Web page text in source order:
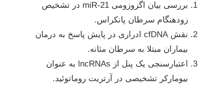
بررسی بیان اگزوزومی miR-21 در تشخیص
زودهنگام سرطان پانکراس.
نقش cfDNA ادراری در پایش پاسخ به درمان
بیماران مبتلا به سرطان مثانه.
اعتبارسنجی یک پنل از lncRNAs به عنوان
بیومارکر تشخیصی در آرتریت روماتوئید.